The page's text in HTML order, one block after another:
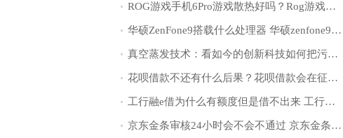
ROG游戏手机6Pro游戏散热好吗？Rog游戏手机为什么是腾讯？
华硕ZenFone9搭载什么处理器 华硕zenfone9国内上市吗
真空蒸发技术：看如今的创新科技如何把污水废物利用
花呗借款不还有什么后果？花呗借款会在征信报告上显示吗？
工行融e借为什么有额度但是借不出来 工行融e借有额度怎么借不出来
京东金条审核24小时会不会不通过 京东金条怎么协商延期还款